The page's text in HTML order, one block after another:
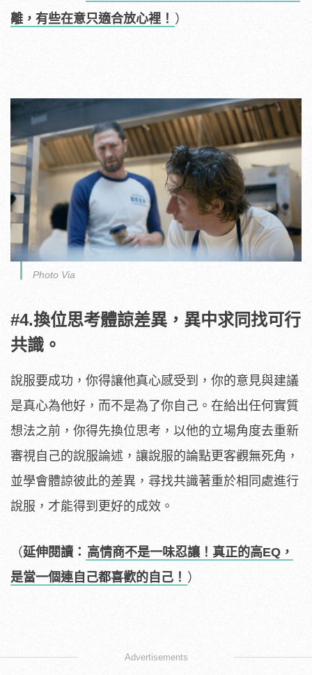
離，有些在意只適合放心裡！ ）
Photo Via
#4.換位思考體諒差異，異中求同找可行
共識。
說服要成功，你得讓他真心感受到，你的意見與建議
是真心為他好，而不是為了你自己。在給出任何實質
想法之前，你得先換位思考，以他的立場角度去重新
審視自己的說服論述，讓說服的論點更客觀無死角，
並學會體諒彼此的差異，尋找共識著重於相同處進行
說服，才能得到更好的成效。
（延伸閱讀： 高情商不是一味忍讓！真正的高EQ，
是當一個連自己都喜歡的自己！ ）
Advertisements